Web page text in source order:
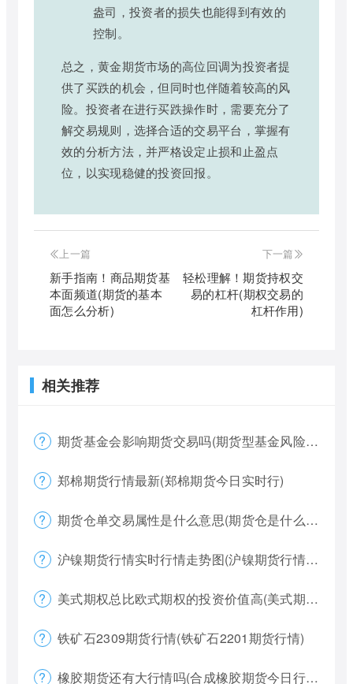
盎司，投资者的损失也能得到有效的
控制。
总之，黄金期货市场的高位回调为投资者提
供了买跌的机会，但同时也伴随着较高的风
险。投资者在进行买跌操作时，需要充分了
解交易规则，选择合适的交易平台，掌握有
效的分析方法，并严格设定止损和止盈点
位，以实现稳健的投资回报。
上一篇
新手指南！商品期货基
本面频道(期货的基本
面怎么分析)
下一篇
轻松理解！期货持权交
易的杠杆(期权交易的
杠杆作用)
相关推荐
期货基金会影响期货交易吗(期货型基金风险大吗)
郑棉期货行情最新(郑棉期货今日实时行)
期货仓单交易属性是什么意思(期货仓是什么意思)
沪镍期货行情实时行情走势图(沪镍期货行情价格)
美式期权总比欧式期权的投资价值高(美式期权和欧式期权哪个风险更大)
铁矿石2309期货行情(铁矿石2201期货行情)
橡胶期货还有大行情吗(合成橡胶期货今日行情)